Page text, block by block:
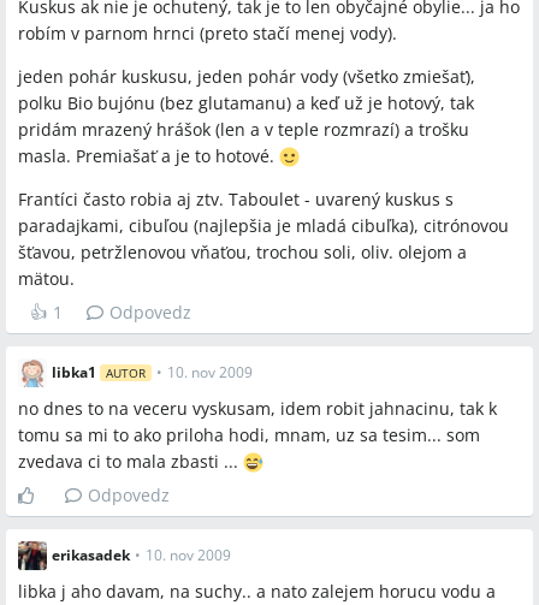
Kuskus ak nie je ochutený, tak je to len obyčajné obylie... ja ho
robím v parnom hrnci (preto stačí menej vody).
jeden pohár kuskusu, jeden pohár vody (všetko zmiešať),
polku Bio bujónu (bez glutamanu) a keď už je hotový, tak
pridám mrazený hrášok (len a v teple rozmrazí) a trošku
masla. Premiašať a je to hotové.
Frantíci často robia aj ztv. Taboulet - uvarený kuskus s
paradajkami, cibuľou (najlepšia je mladá cibuľka), citrónovou
šťavou, petržlenovou vňaťou, trochou soli, oliv. olejom a
mätou.
👍 1 Odpovedz
libka1 AUTOR • 10. nov 2009
no dnes to na veceru vyskusam, idem robit jahnacinu, tak k
tomu sa mi to ako priloha hodi, mnam, uz sa tesim... som
zvedava ci to mala zbasti ...
Odpovedz
erikasadek • 10. nov 2009
libka j aho davam, na suchy.. a nato zalejem horucu vodu a